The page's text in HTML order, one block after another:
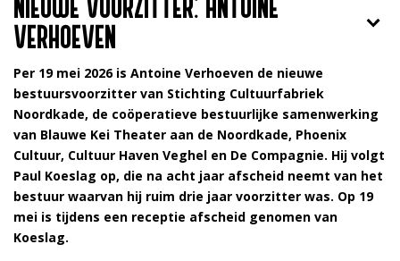
NIEUWE VOORZITTER: ANTOINE
VERHOEVEN
Per 19 mei 2026 is Antoine Verhoeven de nieuwe
bestuursvoorzitter van Stichting Cultuurfabriek
Noordkade, de coöperatieve bestuurlijke samenwerking
van Blauwe Kei Theater aan de Noordkade, Phoenix
Cultuur, Cultuur Haven Veghel en De Compagnie. Hij volgt
Paul Koeslag op, die na acht jaar afscheid neemt van het
bestuur waarvan hij ruim drie jaar voorzitter was. Op 19
mei is tijdens een receptie afscheid genomen van
Koeslag.